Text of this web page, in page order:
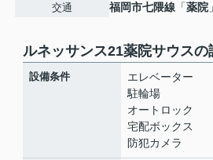
交通 福岡市七隈線 「薬院
ルネッサンス21薬院サウスの
設備条件
エレベーター
駐輪場
オートロック
宅配ボックス
防犯カメラ